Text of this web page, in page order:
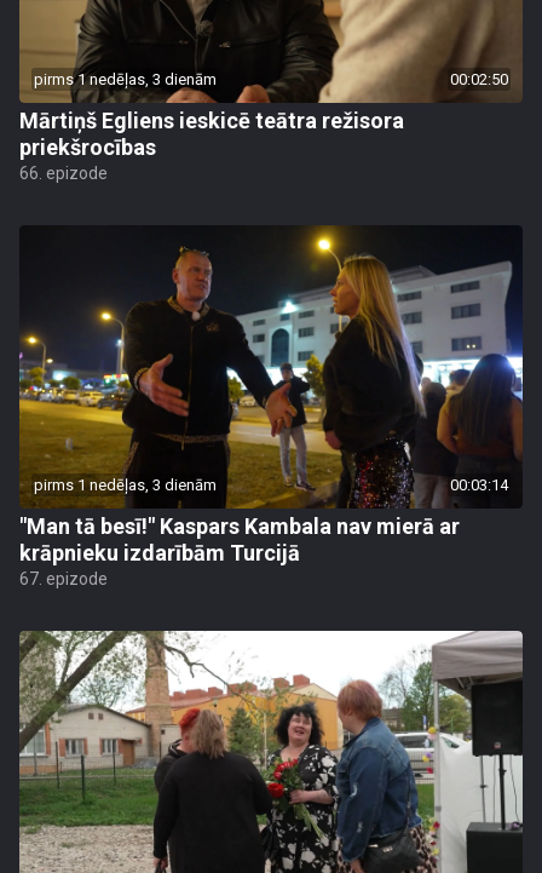
pirms 1 nedēļas, 3 dienām 00:02:50
Mārtiņš Egliens ieskicē teātra režisora
priekšrocības
66. epizode
pirms 1 nedēļas, 3 dienām 00:03:14
"Man tā besī!" Kaspars Kambala nav mierā ar
krāpnieku izdarībām Turcijā
67. epizode